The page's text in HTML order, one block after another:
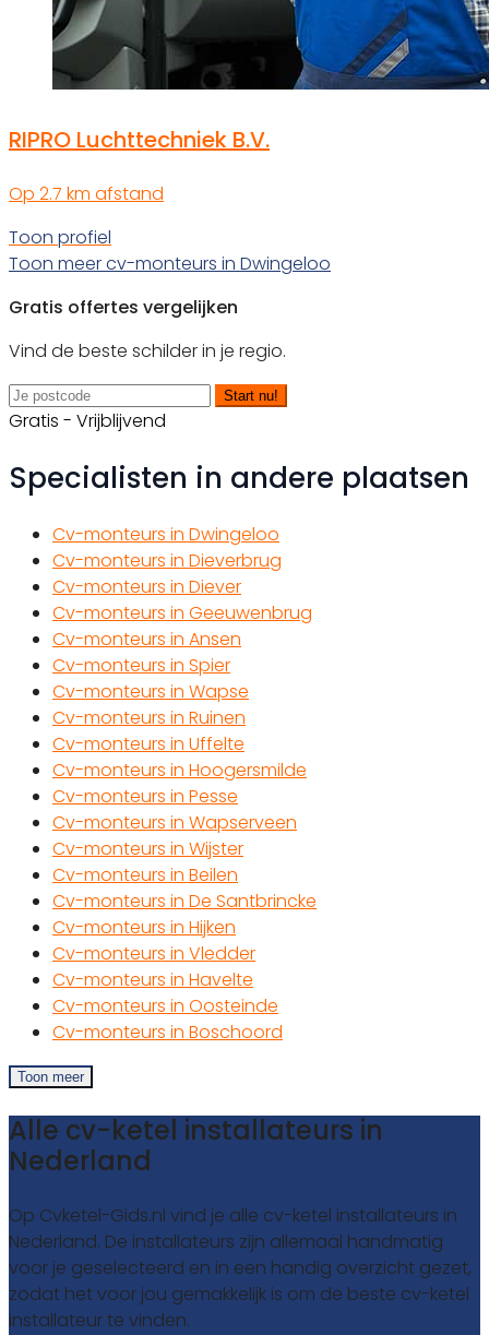
RIPRO Luchttechniek B.V.
Op 2.7 km afstand
Toon profiel
Toon meer cv-monteurs in Dwingeloo
Gratis offertes vergelijken
Vind de beste schilder in je regio.
Start nu!
Gratis - Vrijblijvend
Specialisten in andere plaatsen
Cv-monteurs in Dwingeloo
Cv-monteurs in Dieverbrug
Cv-monteurs in Diever
Cv-monteurs in Geeuwenbrug
Cv-monteurs in Ansen
Cv-monteurs in Spier
Cv-monteurs in Wapse
Cv-monteurs in Ruinen
Cv-monteurs in Uffelte
Cv-monteurs in Hoogersmilde
Cv-monteurs in Pesse
Cv-monteurs in Wapserveen
Cv-monteurs in Wijster
Cv-monteurs in Beilen
Cv-monteurs in De Santbrincke
Cv-monteurs in Hijken
Cv-monteurs in Vledder
Cv-monteurs in Havelte
Cv-monteurs in Oosteinde
Cv-monteurs in Boschoord
Toon meer
Alle cv-ketel installateurs in
Nederland
Op Cvketel-Gids.nl vind je alle cv-ketel installateurs in
Nederland. De installateurs zijn allemaal handmatig
voor je geselecteerd en in een handig overzicht gezet,
zodat het voor jou gemakkelijk is om de beste cv-ketel
installateur te vinden.